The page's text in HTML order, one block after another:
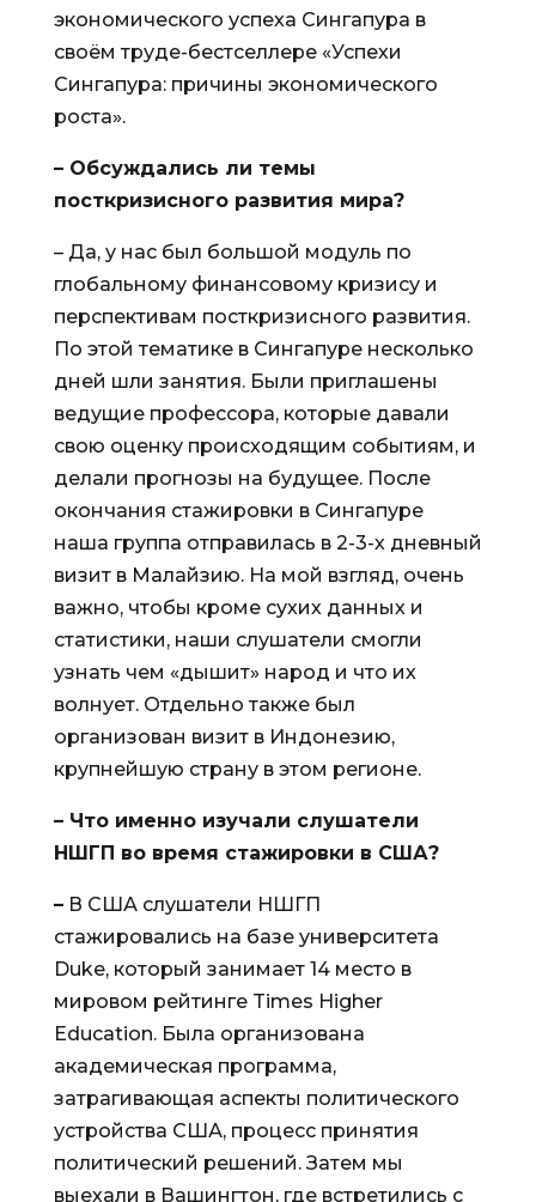
экономического успеха Сингапура в
своём труде-бестселлере «Успехи
Сингапура: причины экономического
роста».
– Обсуждались ли темы
посткризисного развития мира?
– Да, у нас был большой модуль по
глобальному финансовому кризису и
перспективам посткризисного развития.
По этой тематике в Сингапуре несколько
дней шли занятия. Были приглашены
ведущие профессора, которые давали
свою оценку происходящим событиям, и
делали прогнозы на будущее. После
окончания стажировки в Сингапуре
наша группа отправилась в 2-3-х дневный
визит в Малайзию. На мой взгляд, очень
важно, чтобы кроме сухих данных и
статистики, наши слушатели смогли
узнать чем «дышит» народ и что их
волнует. Отдельно также был
организован визит в Индонезию,
крупнейшую страну в этом регионе.
– Что именно изучали слушатели
НШГП во время стажировки в США?
–В США слушатели НШГП
стажировались на базе университета
Duke, который занимает 14 место в
мировом рейтинге Times Higher
Education. Была организована
академическая программа,
затрагивающая аспекты политического
устройства США, процесс принятия
политический решений. Затем мы
выехали в Вашингтон, где встретились с